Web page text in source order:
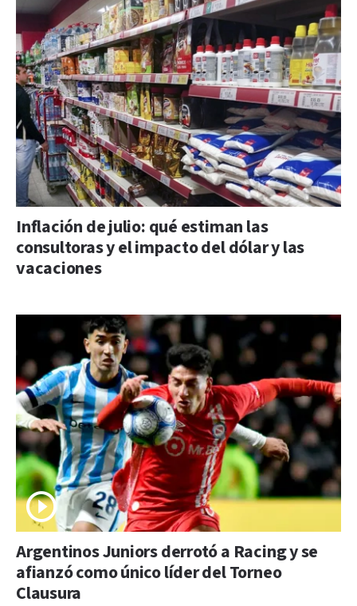
Inflación de julio: qué estiman las
consultoras y el impacto del dólar y las
vacaciones
Argentinos Juniors derrotó a Racing y se
afianzó como único líder del Torneo
Clausura